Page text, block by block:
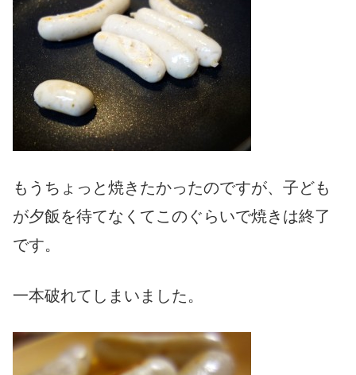
もうちょっと焼きたかったのですが、子ども
が夕飯を待てなくてこのぐらいで焼きは終了
です。
一本破れてしまいました。